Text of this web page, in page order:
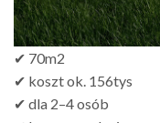
✔ 70m2
✔ koszt ok. 156tys
✔ dla 2–4 osób